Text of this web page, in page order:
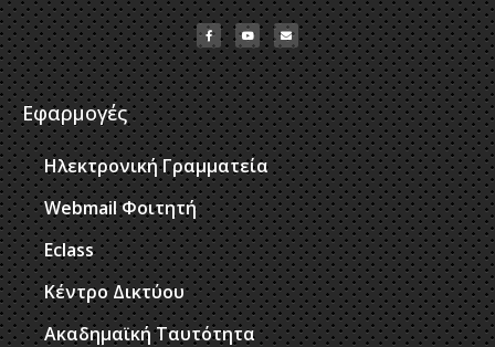
Εφαρμογές
Ηλεκτρονική Γραμματεία
Webmail Φοιτητή
Eclass
Κέντρο Δικτύου
Ακαδημαϊκή Ταυτότητα